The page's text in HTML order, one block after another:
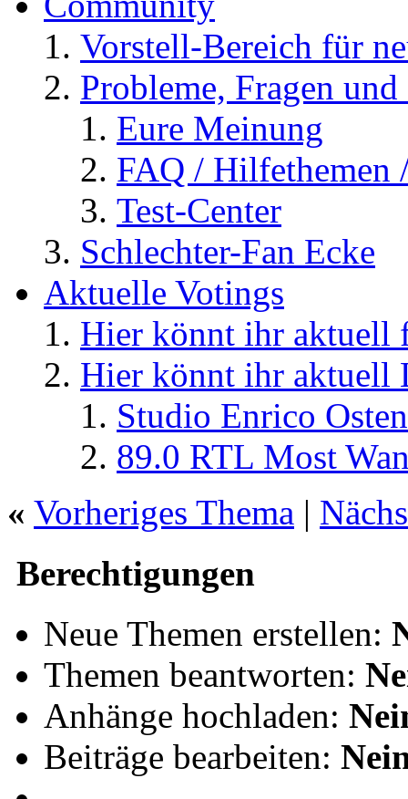
Vorstell-Bereich für
Probleme, Fragen
Eure Meinung
FAQ / Hilfethemen
Test-Center
Schlechter-Fan Ecke
Aktuelle Votings
Hier könnt ihr aktuell
Hier könnt ihr aktuell
Studio Enrico
89.0 RTL Most
« Vorheriges Thema |
Berechtigungen
Neue Themen erstellen:
Themen beantworten:
Anhänge hochladen:
Beiträge bearbeiten: